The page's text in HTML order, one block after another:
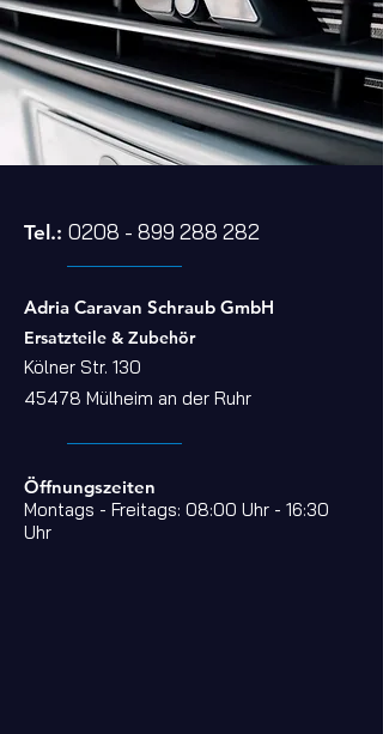
Tel .: 0208 - 899 288 282
Adria Caravan Schraub GmbH
Ersatzteile & Zubehör
Kölner Str. 130
45478 Mülheim an der Ruhr
Öffnungszeiten
Montags - Freitags: 08:00 Uhr - 16:30
Uhr